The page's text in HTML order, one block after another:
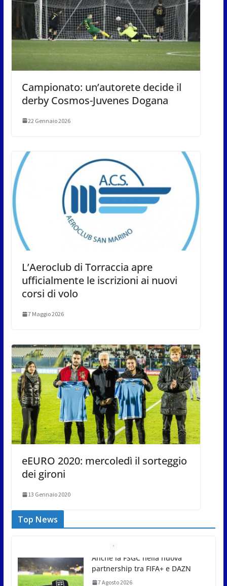
Campionato: un’autorete decide il
derby Cosmos-Juvenes Dogana
22 Gennaio 2026
L’Aeroclub di Torraccia apre
ufficialmente le iscrizioni ai nuovi
corsi di volo
7 Maggio 2026
eEURO 2020: mercoledì il sorteggio
dei gironi
13 Gennaio 2020
Top News
San Marino Comics 2026 punta
sul territorio: sponsor e realtà